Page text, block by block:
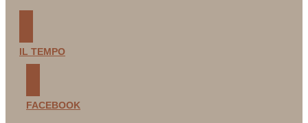
IL TEMPO
FACEBOOK